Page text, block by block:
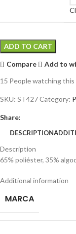
ADD TO CART
Compare
Add to
15 People watching
SKU: ST427Category:
Share:
DESCRIPTION
Description
65% poliéster, 35%
Additional information
MARCA